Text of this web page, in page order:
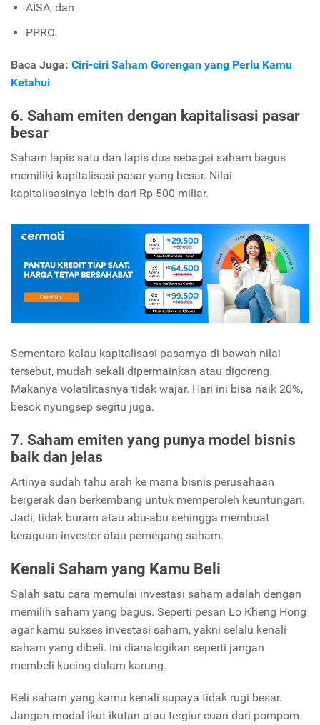
AISA, dan
PPRO.
Baca Juga: Ciri-ciri Saham Gorengan yang Perlu Kamu
Ketahui
6. Saham emiten dengan kapitalisasi pasar
besar
Saham lapis satu dan lapis dua sebagai saham bagus
memiliki kapitalisasi pasar yang besar. Nilai
kapitalisasinya lebih dari Rp 500 miliar.
Sementara kalau kapitalisasi pasarnya di bawah nilai
tersebut, mudah sekali dipermainkan atau digoreng.
Makanya volatilitasnya tidak wajar. Hari ini bisa naik 20%,
besok nyungsep segitu juga.
7. Saham emiten yang punya model bisnis
baik dan jelas
Artinya sudah tahu arah ke mana bisnis perusahaan
bergerak dan berkembang untuk memperoleh keuntungan.
Jadi, tidak buram atau abu-abu sehingga membuat
keraguan investor atau pemegang saham.
Kenali Saham yang Kamu Beli
Salah satu cara memulai investasi saham adalah dengan
memilih saham yang bagus. Seperti pesan Lo Kheng Hong
agar kamu sukses investasi saham, yakni selalu kenali
saham yang dibeli. Ini dianalogikan seperti jangan
membeli kucing dalam karung.
Beli saham yang kamu kenali supaya tidak rugi besar.
Jangan modal ikut-ikutan atau tergiur cuan dari pompom